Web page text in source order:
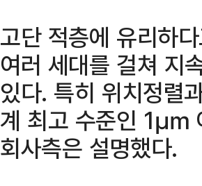
고단 적층에 유리하
여러 세대를 걸쳐 지
있다. 특히 위치정렬
계 최고 수준인 1㎛
회사측은 설명했다.